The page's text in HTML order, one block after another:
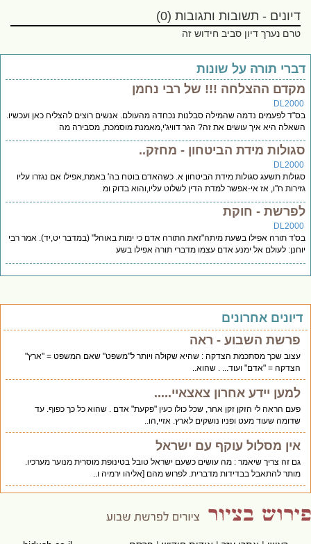
דיונים - תשובות ותגובות (0)
טרם נערך דיון סביב חידוש זה
תורה על שונות
ההצלחה !!! של רבי נחמן
לפעמים נדמה שהמילה סבלנות נכחדה מהעולם. אנשים רוצים להצליח כאן ועכשיו.
היא איך עושים את זה? הגר דוויג'י,מאמנת מוסמכת, מסבירה מה
מידת הביטחון - מחזק..
תשעג סגולות מידת הביטחון א. כשהאדם בוטח בה' באמת,אפילו אם נגזרו עליו
ח''ו, אז אי-אפשר למדת הדין לשלוט עליו,והוא בדוק ומ
- חוקת
תורה אפילו בשעת מיתה"זאת התורה אדם כי ימות באוהל" (במדבר יט,יד). אמר רבי
לעולם אל ימנע אדם עצמו מדברי תורה אפילו בשע
אחרונים
פרשת השבוע - ראה
עצוב שכך מסתכמת הצדקה : שהיא שקולה ויותר ל"משפט" שאם המשפט = "ארץ"
הצדקה = "אדם" ועוד... . שהוא..
למען יידע אחרון צאצאיי.....
פעם הראה לי הזקן זקן אחר, שכל כולו כעין "פקעת" אדם . שהוא כל כך כפוף. עד
שדומה שעוד מעט ופניו נושקים לארץ. אזיי,הו..
אין מסלול עוקף עם ישראל
גם זה צריך שיאמר : מה עושים כשעם ישראל טובל בטינופת מוסרית מנוער מערכיו.
מותר להתאבל בבדידות מדברית. לפרוש מהם [אליהו ירמיה ו..